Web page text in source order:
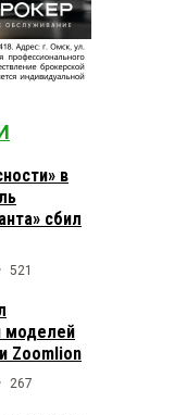
в
сбил
521
моделей
Zoomlion
267